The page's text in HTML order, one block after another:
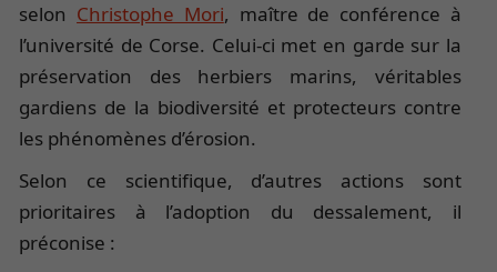
selon Christophe Mori, maître de conférence à
l’université de Corse. Celui-ci met en garde sur la
préservation des herbiers marins, véritables
gardiens de la biodiversité et protecteurs contre
les phénomènes d’érosion.
Selon ce scientifique, d’autres actions sont
prioritaires à l’adoption du dessalement, il
préconise :